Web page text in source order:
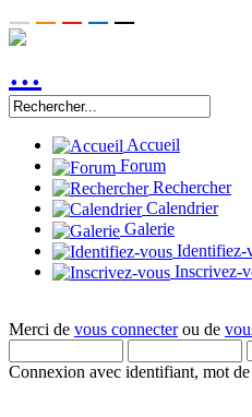
Accueil
Forum
Rechercher
Calendrier
Galerie
Identifiez-
Inscrivez-
Merci de vous connecterou de
Connexion avec identifiant, mot de